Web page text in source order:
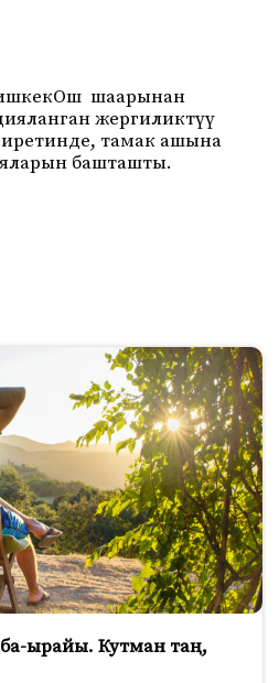
шаарынан
жергиликтүү
тамак ашына
башташты.
ырайы. Кутман таң,